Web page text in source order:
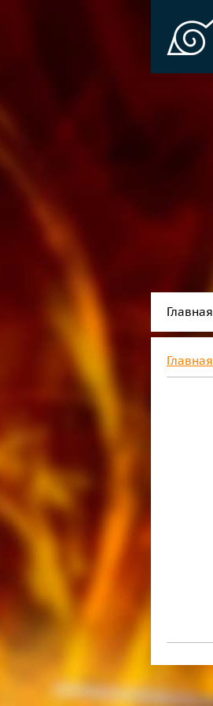
Главная
Главная